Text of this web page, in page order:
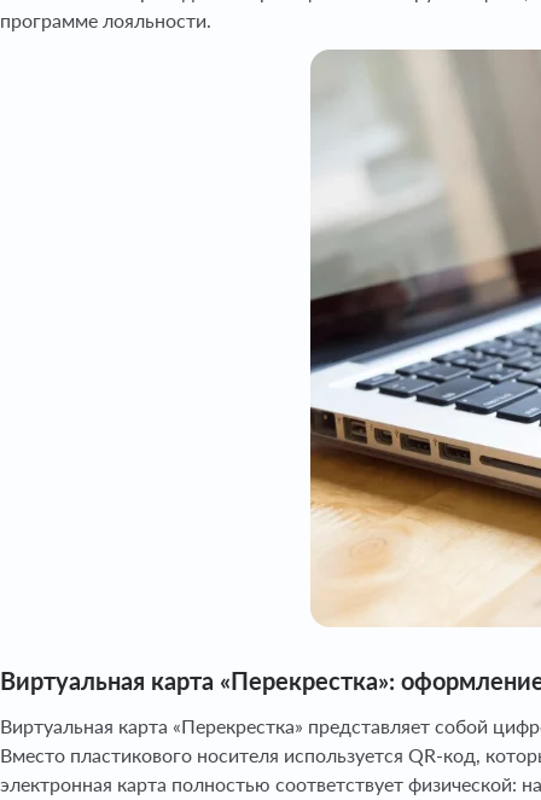
программе лояльности.
Виртуальная карта «Перекрестка»:
Виртуальная карта «Перекрестка» представляет собой
Вместо пластикового носителя используется QR-код,
электронная карта полностью соответствует